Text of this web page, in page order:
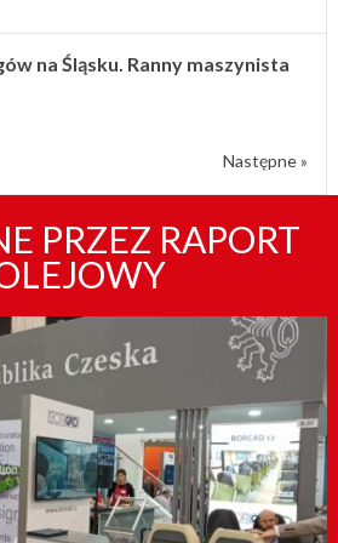
na Śląsku. Ranny maszynista
Następne »
PRZEZ RAPORT